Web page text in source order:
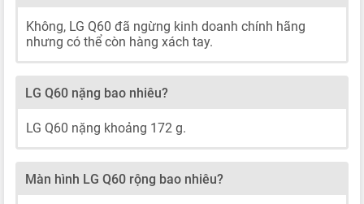
Không, LG Q60 đã ngừng kinh doanh chính hãng
nhưng có thể còn hàng xách tay.
LG Q60 nặng bao nhiêu?
LG Q60 nặng khoảng 172 g.
Màn hình LG Q60 rộng bao nhiêu?